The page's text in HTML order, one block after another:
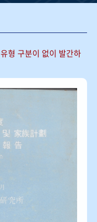
유형 구분이 없이 발간하